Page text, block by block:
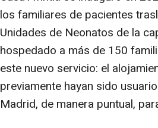
los familiares de pacientes
Unidades de Neonatos de la
hospedado a más de 150
este nuevo servicio: el
previamente hayan sido
Madrid, de manera puntual,